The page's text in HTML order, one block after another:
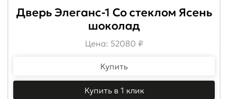
Дверь Элеганс-1 Со стеклом Ясень
шоколад
Цена: 52080 ₽
Купить
Купить в 1 клик